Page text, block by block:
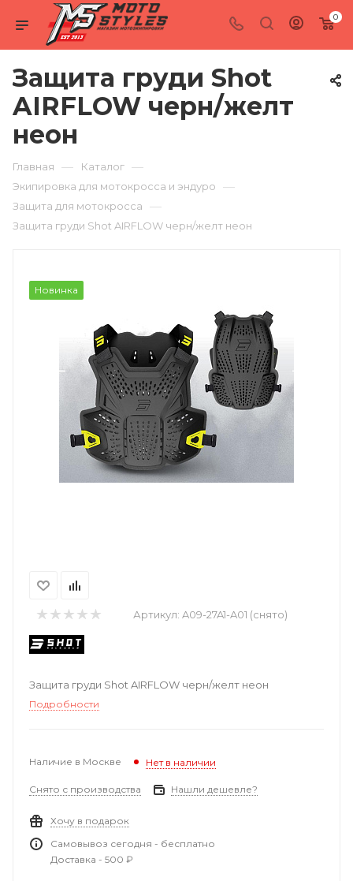
0
Защита груди Shot
AIRFLOW черн/желт
неон
Главная — Каталог —
Экипировка для мотокросса и эндуро —
Защита для мотокросса —
Защита груди Shot AIRFLOW черн/желт неон
Новинка
Артикул: A09-27A1-A01 (снято)
Защита груди Shot AIRFLOW черн/желт неон
Подробности
Наличие в Москве Нет в наличии
Снято с производства Нашли дешевле?
Хочу в подарок
Самовывоз сегодня - бесплатно
Доставка - 500 ₽